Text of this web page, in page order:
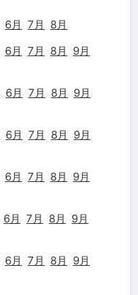
6月 7月
8月
6月 7月 8月
9月
6月 7月 8月
9月
6月 7月 8月
9月
6月 7月 8月
9月
6月 7月 8月
9月
6月 7月 8月
9月